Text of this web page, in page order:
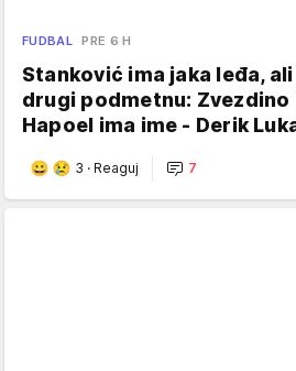
FUDBAL PRE 6 H
Stanković ima jaka leđa,
drugi podmetnu: Zvezdino
Hapoel ima ime - Derik
3 · Reaguj 7